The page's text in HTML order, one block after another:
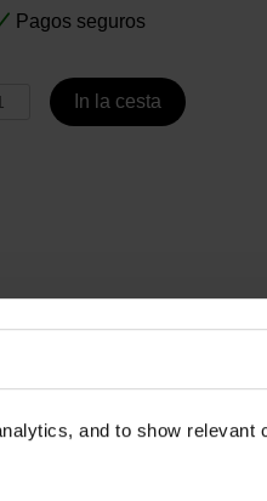
and to show relevant
Pagos seguros
In la cesta